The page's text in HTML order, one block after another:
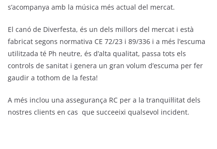
s’acompanya amb la música més actual del mercat.
El canó de Diverfesta, és un dels millors del mercat i està
fabricat segons normativa CE 72/23 i 89/336 i a més l’escuma
utilitzada té Ph neutre, és d’alta qualitat, passa tots els
controls de sanitat i genera un gran volum d’escuma per fer
gaudir a tothom de la festa!
A més inclou una assegurança RC per a la tranquil·litat dels
nostres clients en cas que succeeixi qualsevol incident.